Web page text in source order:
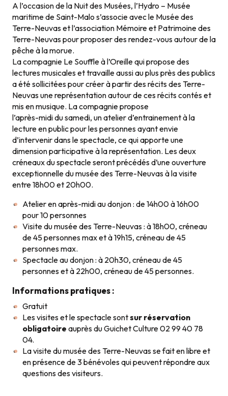
A l’occasion de la Nuit des Musées, l’Hydro – Musée
maritime de Saint-Malo s’associe avec le Musée des
Terre-Neuvas et l’association Mémoire et Patrimoine des
Terre-Neuvas pour proposer des rendez-vous autour de la
pêche à la morue.
La compagnie Le Souffle à l’Oreille qui propose des
lectures musicales et travaille aussi au plus près des publics
a été sollicitées pour créer à partir des récits des Terre-
Neuvas une représentation autour de ces récits contés et
mis en musique. La compagnie propose
l’après-midi du samedi, un atelier d’entrainement à la
lecture en public pour les personnes ayant envie
d’intervenir dans le spectacle, ce qui apporte une
dimension participative à la représentation. Les deux
créneaux du spectacle seront précédés d’une ouverture
exceptionnelle du musée des Terre-Neuvas à la visite
entre 18h00 et 20h00.
Atelier en après-midi au donjon : de 14h00 à 16h00
pour 10 personnes
Visite du musée des Terre-Neuvas : à 18h00, créneau
de 45 personnes max et à 19h15, créneau de 45
personnes max.
Spectacle au donjon : à 20h30, créneau de 45
personnes et à 22h00, créneau de 45 personnes.
Informations pratiques :
Gratuit
Les visites et le spectacle sontsur réservation
obligatoire auprès du Guichet Culture 02 99 40 78
04.
La visite du musée des Terre-Neuvas se fait en libre et
en présence de 3 bénévoles qui peuvent répondre aux
questions des visiteurs.